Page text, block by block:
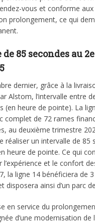
vous et conforme
prolongement, ce qui
85 secondes au 2e
dernier, grâce à la
Alstom, l’intervalle entre
(en heure de pointe). La
complet de 72 rames
au deuxième trimestre
réaliser un intervalle de 85
heure de pointe. Ce qui
et le confort
la ligne 14 bénéficiera de
disposera ainsi d’un parc
en service du
d’une modernisation de